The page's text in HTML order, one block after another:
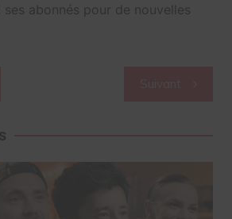
abonnés pour de nouvelles